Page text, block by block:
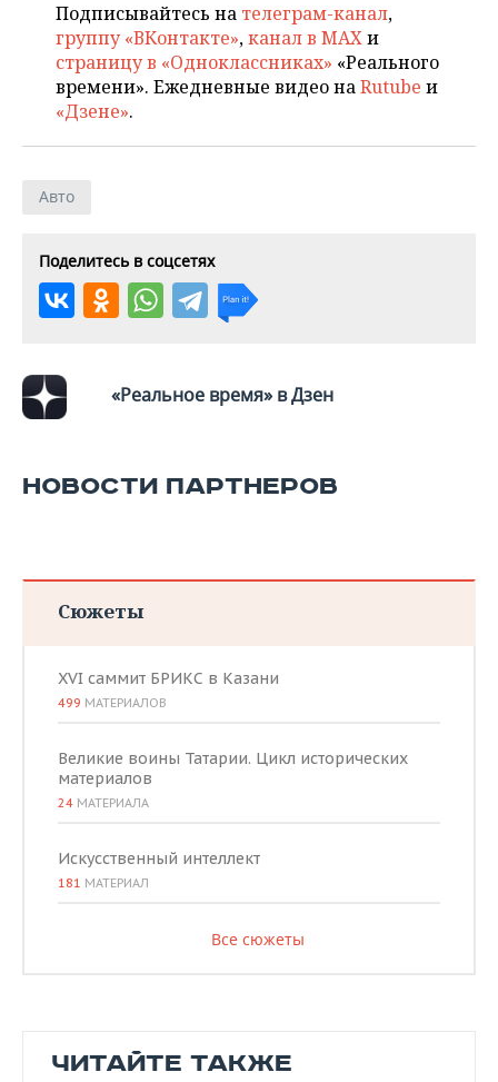
Подписывайтесь на телеграм-канал,
группу «ВКонтакте»,канал в MAXи
страницу в «Одноклассниках» «Реального
времени». Ежедневные видео наRutube и
«Дзене».
Авто
Поделитесь в соцсетях
«Реальное время» в Дзен
НОВОСТИ ПАРТНЕРОВ
Сюжеты
XVI саммит БРИКС в Казани
499 МАТЕРИАЛОВ
Великие воины Татарии. Цикл исторических
материалов
24 МАТЕРИАЛА
Искусственный интеллект
181 МАТЕРИАЛ
Все сюжеты
ЧИТАЙТЕ ТАКЖЕ